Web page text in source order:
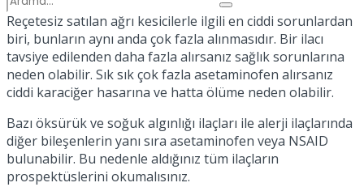
No Result
Reçetesiz satılan ağrı kesicilerle ilgili en ciddi sorunlardan
biri, bunların aynı anda çok fazla alınmasıdır. Bir ilacı
tavsiye edilenden daha fazla alırsanız sağlık sorunlarına
neden olabilir. Sık sık çok fazla asetaminofen alırsanız
ciddi karaciğer hasarına ve hatta ölüme neden olabilir.
Bazı öksürük ve soğuk algınlığı ilaçları ile alerji ilaçlarında
diğer bileşenlerin yanı sıra asetaminofen veya NSAID
bulunabilir. Bu nedenle aldığınız tüm ilaçların
prospektüslerini okumalısınız.